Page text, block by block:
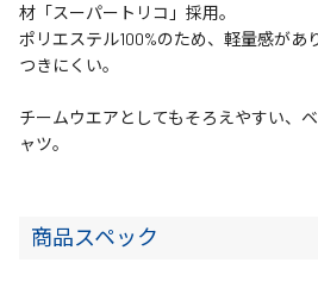
材「スーパートリコ」採用。
ポリエステル100%のため、軽量感があ
つきにくい。
チームウエアとしてもそろえやすい、
ャツ。
商品スペック